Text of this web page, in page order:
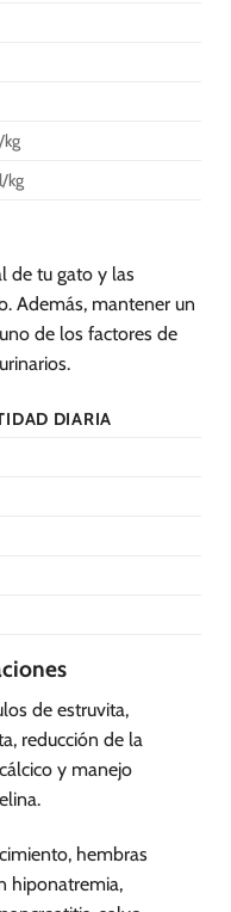
kg
de tu gato y las
Además, mantener un
de los factores de
DIARIA
de estruvita,
reducción de la
y manejo
hembras
hiponatremia,